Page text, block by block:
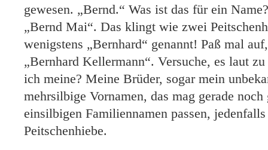
gewesen. „Bernd.“ Was ist das für ein
„Bernd Mai“. Das klingt wie zwei
wenigstens „Bernhard“ genannt! Paß mal
„Bernhard Kellermann“. Versuche, es laut
ich meine? Meine Brüder, sogar mein
mehrsilbige Vornamen, das mag gerade noch
einsilbigen Familiennamen passen,
Peitschenhiebe.